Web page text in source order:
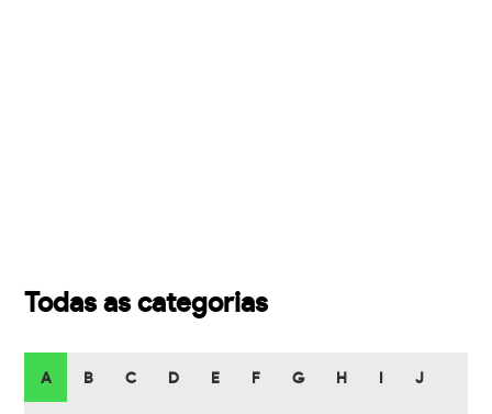
Todas as categorias
A B C D E F G H J